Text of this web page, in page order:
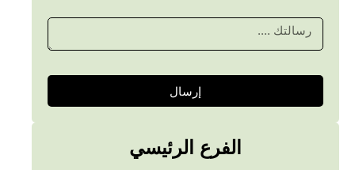
إرسال
الفرع الرئيسي